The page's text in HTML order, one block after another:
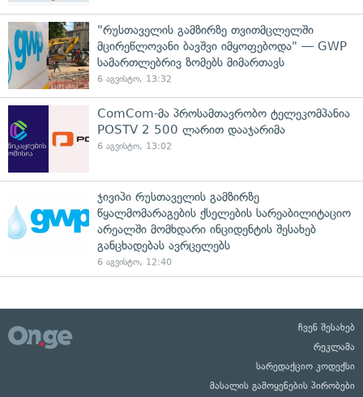
"რუსთაველის გამზირზე თვითმცლელში
მცირეწლოვანი ბავშვი იმყოფებოდა" — GWP
სამართლებრივ ზომებს მიმართავს
6 აგვისტო, 13:32
ComCom-მა პროსამთავრობო ტელეკომპანია
POSTV 2 500 ლარით დააჯარიმა
6 აგვისტო, 13:02
ჯივიპი რუსთაველის გამზირზე
წყალმომარაგების ქსელების სარეაბილიტაციო
არეალში მომხდარი ინციდენტის შესახებ
განცხადებას ავრცელებს
6 აგვისტო, 12:40
ჩვენ შესახებ
რეკლამა
სარედაქციო კოდექსი
მასალის გამოყენების პირობები